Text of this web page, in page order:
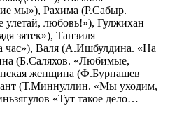
мы»), Рахима (Р.Сабыр.
любовь!»), Гулжихан
зятек»), Танзиля
Валя (А.Ишбулдина. «На
(Б.Саляхов. «Любимые,
женщина (Ф.Бурнашев
(Т.Миннуллин. «Мы уходим,
«Тут такое дело…